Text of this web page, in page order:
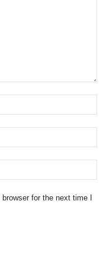
for the next time I